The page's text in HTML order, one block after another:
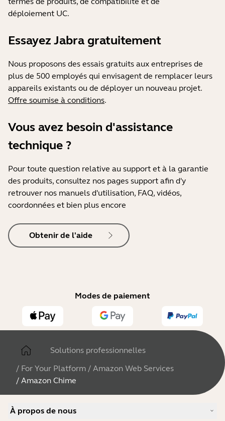
déploiement UC.
Essayez Jabra gratuitement
Nous proposons des essais gratuits aux entreprises de
plus de 500 employés qui envisagent de remplacer leurs
appareils existants ou de déployer un nouveau projet.
Offre soumise à conditions.
Vous avez besoin d'assistance
technique ?
Pour toute question relative au support et à la garantie
des produits, consultez nos pages support afin d'y
retrouver nos manuels d'utilisation, FAQ, vidéos,
coordonnées et bien plus encore
Obtenir de l'aide
Modes de paiement
Solutions professionnelles
/ For Your Platform / Amazon Web Services
/ Amazon Chime
À propos de nous